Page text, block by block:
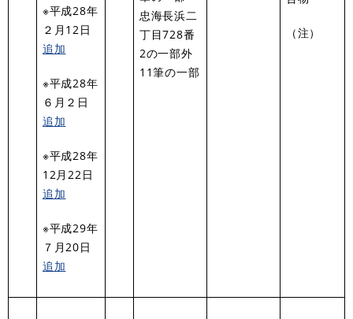
※平成28年
２月12日
追加
※平成28年
６月２日
追加
※平成28年
12月22日
追加
※平成29年
７月20日
追加
忠海長浜二
丁目728番
2の一部外
11筆の一部
（注）